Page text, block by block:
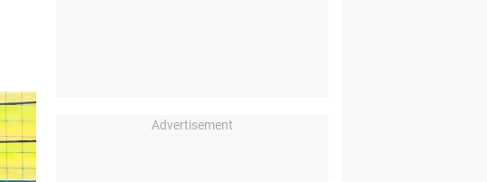
Advertisement